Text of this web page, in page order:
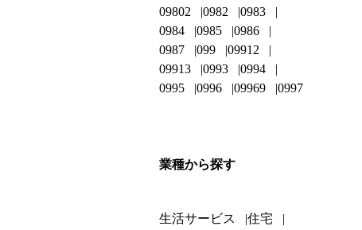
09802
0982
0983
0984
0985
0986
0987
099
09912
09913
0993
0994
0995
0996 09969 0997
業種から探す
生活サービス 住宅